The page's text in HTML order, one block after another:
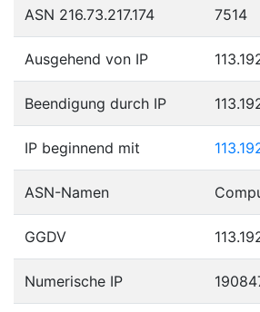
ASN 216.73.217.174 7514
Ausgehend von IP
Beendigung durch IP
IP beginnend mit
ASN-Namen
GGDV
Numerische IP